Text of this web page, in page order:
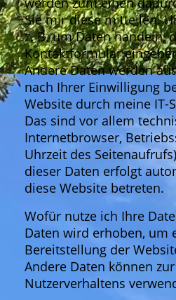
Sie mir diese mitteilen.
z. B. um Daten handeln,
Kontaktformular
Andere Daten werden
nach Ihrer Einwilligung
Website durch meine IT-
Das sind vor allem
Internetbrowser,
Uhrzeit des
dieser Daten erfolgt
diese Website betreten.
Wofür nutze ich Ihre
Daten wird erhoben, um
Bereitstellung der
Andere Daten können
Nutzerverhaltens